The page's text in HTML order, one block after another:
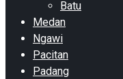
Batu
Medan
Ngawi
Pacitan
Padang